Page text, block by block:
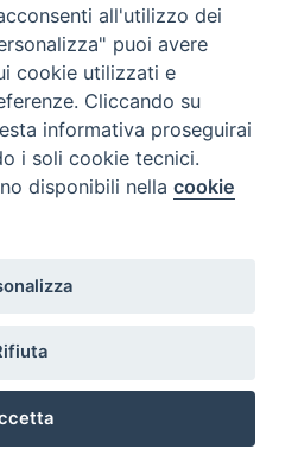
Piazza Mario Dottori, 14
02047 Poggio Mirteto (Rieti)
diocesi@diocesisabina.it
all'utilizzo dei
puoi avere
cookie utilizzati e
Cliccando su
informativa proseguirai
i soli cookie tecnici.
disponibili nellacookie